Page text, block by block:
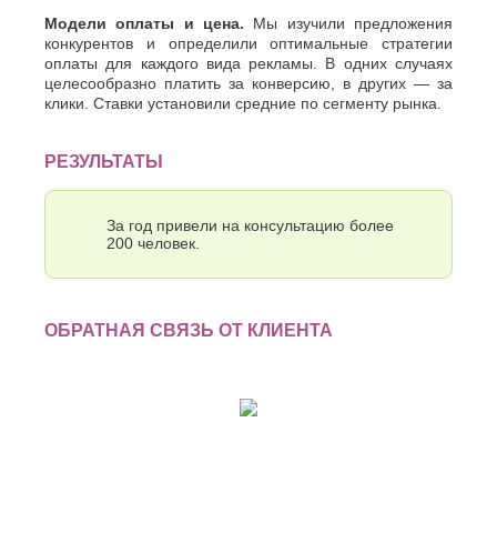
Миасс
Москва
Мурманск
Муром
Н
Набережные
Невинномысск
Нефтекамск
Черкесск
Ш
Шахты
Электросталь
Модели оплаты и цена. Мы изучили предложения
конкурентов и определили оптимальные стратегии
оплаты для каждого вида рекламы. В одних случаях
целесообразно платить за конверсию, в других — за
клики. Ставки установили средние по сегменту рынка.
РЕЗУЛЬТАТЫ
За год привели на консультацию более
200 человек.
ОБРАТНАЯ СВЯЗЬ ОТ КЛИЕНТА